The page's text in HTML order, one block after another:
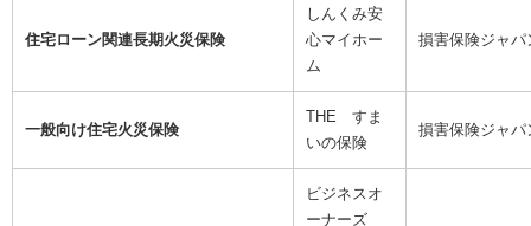
住宅ローン関連長期火災保険
しんくみ安
心マイホー
ム
損害保険ジャパ
一般向け住宅火災保険
THE すま
いの保険
損害保険ジャパ
ビジネスオ
ーナーズ